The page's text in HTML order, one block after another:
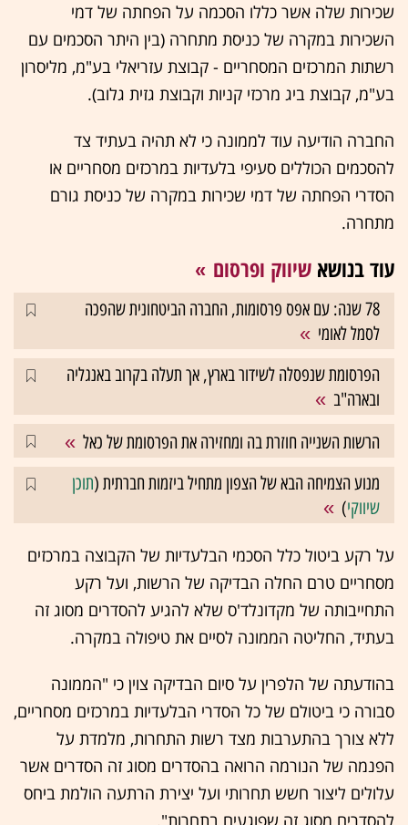
שכירות שלה אשר כללו הסכמה על הפחתה של דמי
השכירות במקרה של כניסת מתחרה (בין היתר הסכמים עם
רשתות המרכזים המסחריים - קבוצת עזריאלי בע"מ, מליסרון
בע"מ, קבוצת ביג מרכזי קניות וקבוצת גזית גלוב).
החברה הודיעה עוד לממונה כי לא תהיה בעתיד צד
להסכמים הכוללים סעיפי בלעדיות במרכזים מסחריים או
הסדרי הפחתה של דמי שכירות במקרה של כניסת גורם
מתחרה.
עוד בנושא שיווק ופרסום
78 שנה: עם אפס פרסומות, החברה הביטחונית שהפכה
לסמל לאומי
הפרסומת שנפסלה לשידור בארץ, אך תעלה בקרוב באנגליה
ובארה"ב
הרשות השנייה חוזרת בה ומחזירה את הפרסומת של כאל
מנוע הצמיחה הבא של הצפון מתחיל ביזמות חברתית (תוכן
שיווקי)
על רקע ביטול כלל הסכמי הבלעדיות של הקבוצה במרכזים
מסחריים טרם החלה הבדיקה של הרשות, ועל רקע
התחייבותה של מקדונלד'ס שלא להגיע להסדרים מסוג זה
בעתיד, החליטה הממונה לסיים את טיפולה במקרה.
בהודעתה של הלפרין על סיום הבדיקה צוין כי "הממונה
סבורה כי ביטולם של כל הסדרי הבלעדיות במרכזים מסחריים,
ללא צורך בהתערבות מצד רשות התחרות, מלמדת על
הפנמה של הנורמה הרואה בהסדרים מסוג זה הסדרים אשר
עלולים ליצור חשש תחרותי ועל יצירת הרתעה הולמת ביחס